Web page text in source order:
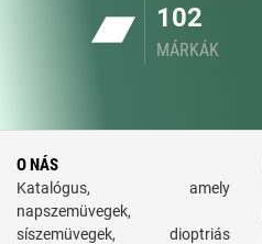
102
MÁRKÁK
O NÁS
Katalógus, amely
napszemüvegek,
síszemüvegek, dioptriás